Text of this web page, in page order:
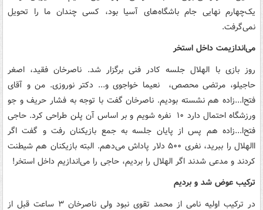
یک‌چهارم نهایی جام باشگاه‌های آسیا بود، کسی چندان ما را تحویل
نمی‌‌گرفت.
می‌اندازیمت داخل استخر
روز بازی با الهلال جلسه‌ کادر فنی برگزار شد. ناصرخان فقید، اصغر
حاجیلو، مرتضی محصص، نعیما خواجوی و... دکتر نوروزی. من و آقای
فتح‌ا...زاده هم نشسته بودیم. ناصرخان گفت با توجه به فشار حریف و جو
ورزشگاه احتمال دارد ۱۰ نفره شویم و بر اساس آن پلن طراحی کرد. حاجی
‌فتح‌ا...‌زاده هم پس از پایان جلسه به جمع بازیکنان رفت و گفت اگر
االهلال را ببرید، نفری ۵۰۰ دلار پاداش می‌دهم. البته بازیکنان هم شیطنت
کردند و مدعی شدند اگر الهلال را بردیم، حاجی را می‌اندازیم داخل استخر!
ترکیب عوض شد و بردیم
در ترکیب اولیه نامی از محمد تقوی نبود ولی ناصرخان ۳ ساعت قبل از